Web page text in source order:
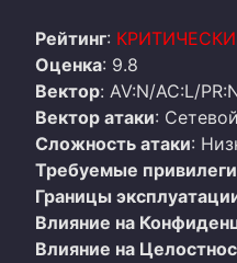
Рейтинг:
Оценка: 9.8
Вектор: AV:N/AC:L/
Вектор атаки: Сетевой
Сложность атаки:
Требуемые
Границы
Влияние на
Влияние на